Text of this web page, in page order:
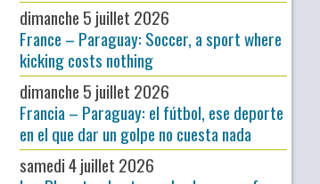
dimanche 5 juillet 2026
France – Paraguay: Soccer, a sport where
kicking costs nothing
dimanche 5 juillet 2026
Francia – Paraguay: el fútbol, ese deporte
en el que dar un golpe no cuesta nada
samedi 4 juillet 2026